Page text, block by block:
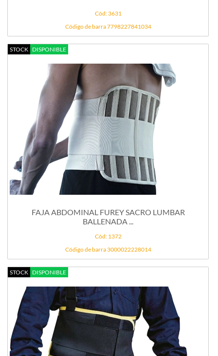
Cód: 3631
Código de barra 7798227841034
STOCK DISPONIBLE
FAJA ABDOMINAL FUREY SACRO LUMBAR
BALLENADA ...
Cód: 1372
Código de barra 3000022228014
STOCK DISPONIBLE